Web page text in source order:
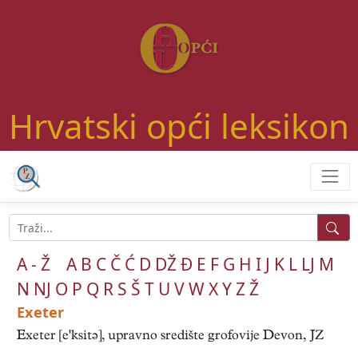
Hrvatski opći leksikon
A - Ž A B C Č Ć D DŽĐ E F G H I J K L LJ M
N NJ O P Q R S Š T U VWXYZŽ
Exeter
Exeter [eksitə], upravno središte grofovije Devon, JZ